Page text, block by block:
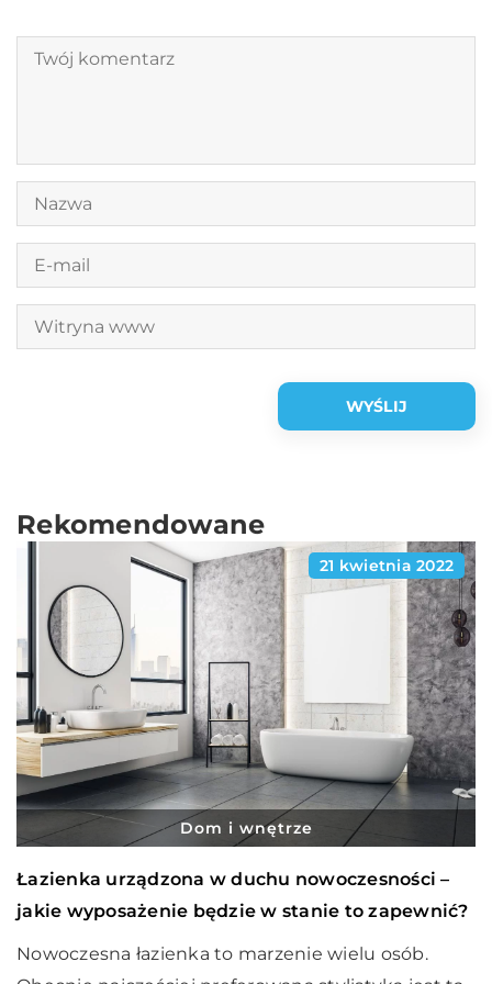
Rekomendowane
21 kwietnia 2022
Dom i wnętrze
Łazienka urządzona w duchu nowoczesności –
jakie wyposażenie będzie w stanie to zapewnić?
Nowoczesna łazienka to marzenie wielu osób.